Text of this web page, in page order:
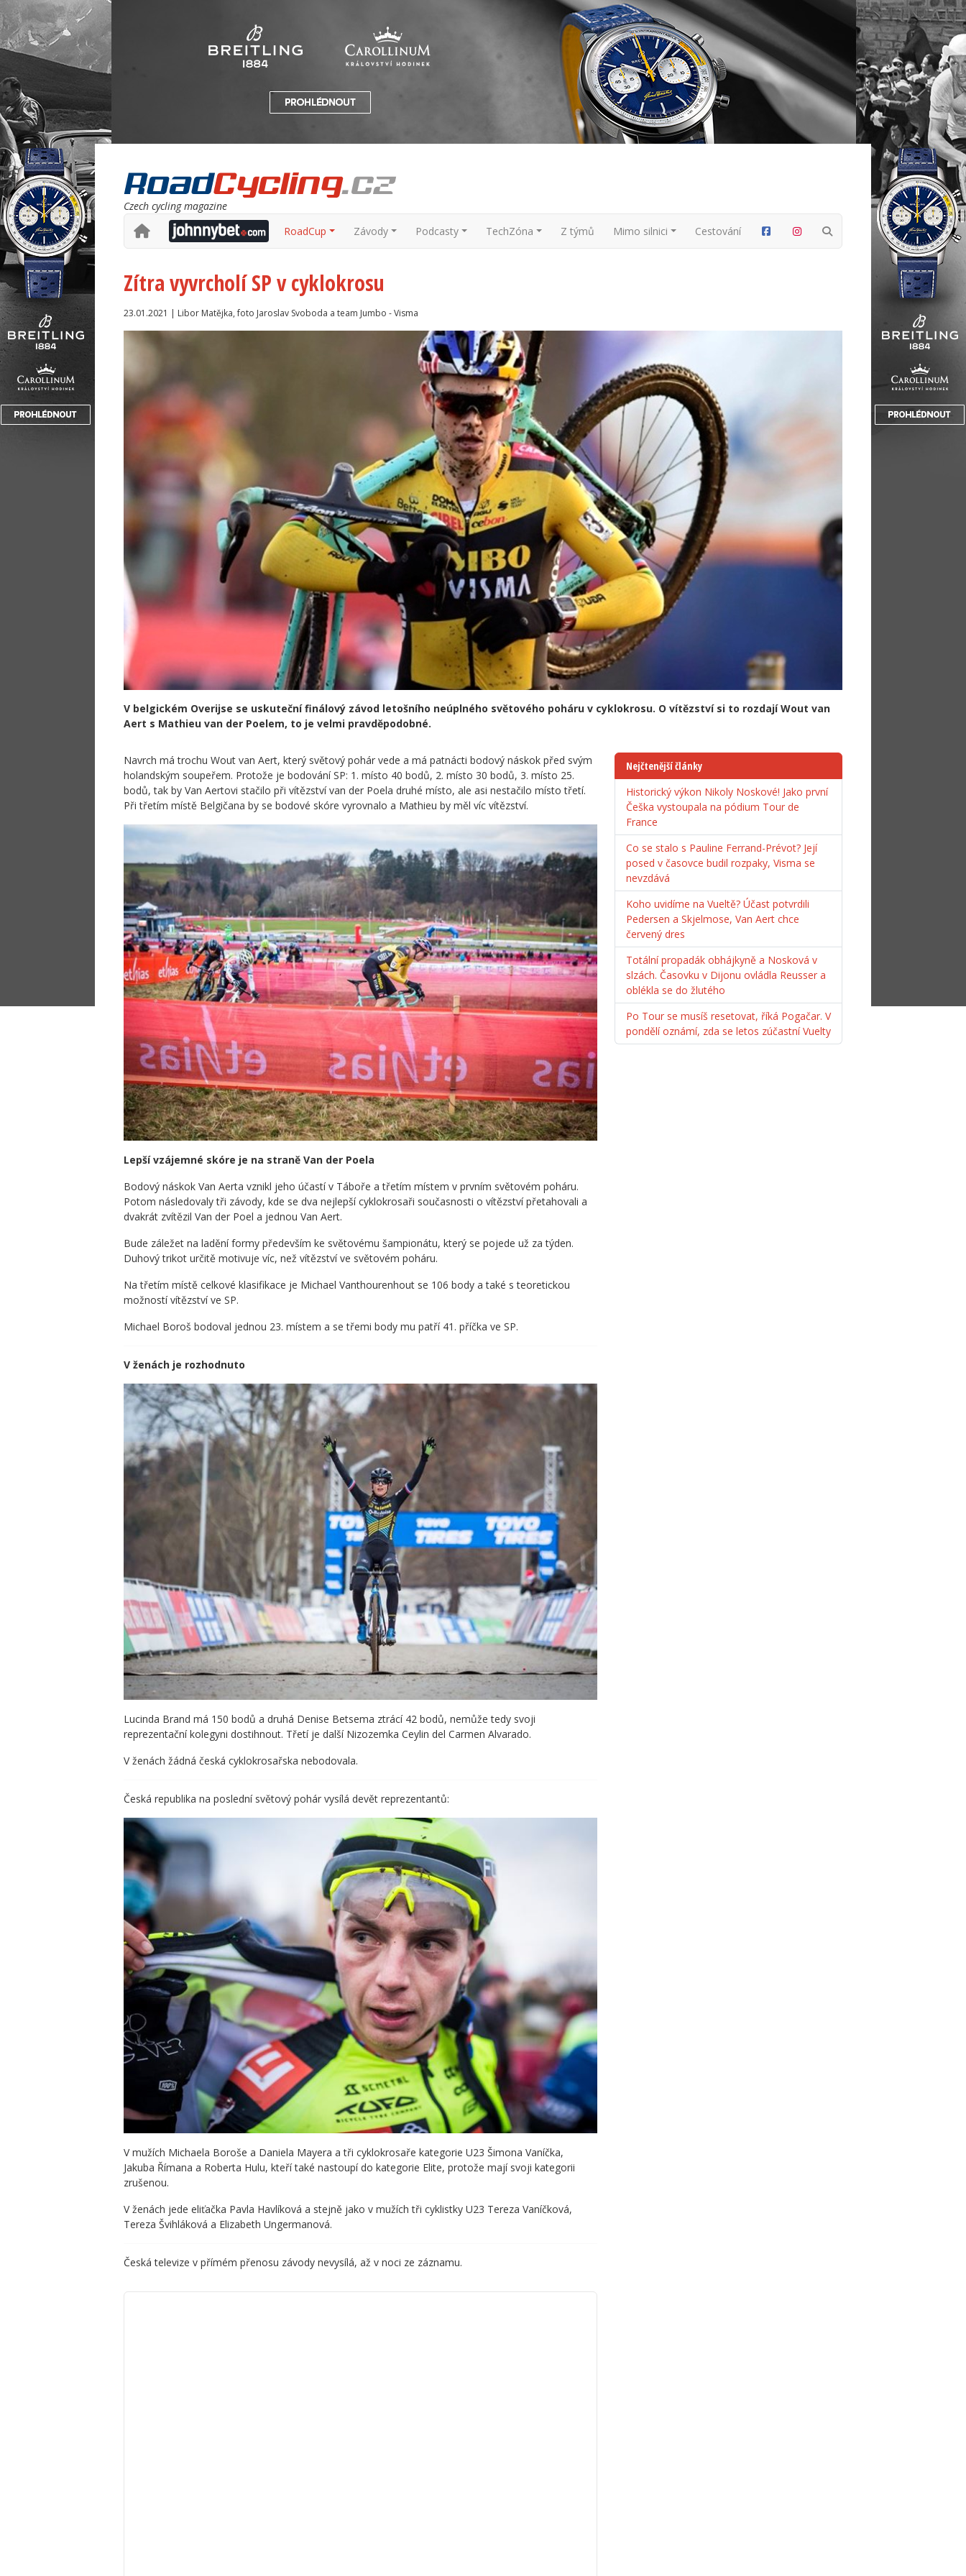
Czech cycling magazine
RoadCup
Závody Podcasty TechZóna Z týmů Mimo silnici Cestování
Zítra vyvrcholí SP v cyklokrosu
23.01.2021 | Libor Matějka, foto Jaroslav Svoboda a team Jumbo - Visma
V belgickém Overijse se uskuteční finálový závod letošního neúplného světového poháru v cyklokrosu. O vítězství si to rozdají Wout van
Aert s Mathieu van der Poelem, to je velmi pravděpodobné.
Navrch má trochu Wout van Aert, který světový pohár vede a má patnácti bodový náskok před svým
holandským soupeřem. Protože je bodování SP: 1. místo 40 bodů, 2. místo 30 bodů, 3. místo 25.
bodů, tak by Van Aertovi stačilo při vítězství van der Poela druhé místo, ale asi nestačilo místo třetí.
Při třetím místě Belgičana by se bodové skóre vyrovnalo a Mathieu by měl víc vítězství.
Lepší vzájemné skóre je na straně Van der Poela
Bodový náskok Van Aerta vznikl jeho účastí v Táboře a třetím místem v prvním světovém poháru.
Potom následovaly tři závody, kde se dva nejlepší cyklokrosaři současnosti o vítězství přetahovali a
dvakrát zvítězil Van der Poel a jednou Van Aert.
Bude záležet na ladění formy především ke světovému šampionátu, který se pojede už za týden.
Duhový trikot určitě motivuje víc, než vítězství ve světovém poháru.
Na třetím místě celkové klasifikace je Michael Vanthourenhout se 106 body a také s teoretickou
možností vítězství ve SP.
Michael Boroš bodoval jednou 23. místem a se třemi body mu patří 41. příčka ve SP.
V ženách je rozhodnuto
Lucinda Brand má 150 bodů a druhá Denise Betsema ztrácí 42 bodů, nemůže tedy svoji
reprezentační kolegyni dostihnout. Třetí je další Nizozemka Ceylin del Carmen Alvarado.
V ženách žádná česká cyklokrosařska nebodovala.
Česká republika na poslední světový pohár vysílá devět reprezentantů:
V mužích Michaela Boroše a Daniela Mayera a tři cyklokrosaře kategorie U23 Šimona Vaníčka,
Jakuba Římana a Roberta Hulu, kteří také nastoupí do kategorie Elite, protože mají svoji kategorii
zrušenou.
V ženách jede eliťačka Pavla Havlíková a stejně jako v mužích tři cyklistky U23 Tereza Vaníčková,
Tereza Švihláková a Elizabeth Ungermanová.
Česká televize v přímém přenosu závody nevysílá, až v noci ze záznamu.
Nejčtenější články
Historický výkon Nikoly Noskové! Jako první
Češka vystoupala na pódium Tour de
France
Co se stalo s Pauline Ferrand-Prévot? Její
posed v časovce budil rozpaky, Visma se
nevzdává
Koho uvidíme na Vueltě? Účast potvrdili
Pedersen a Skjelmose, Van Aert chce
červený dres
Totální propadák obhájkyně a Nosková v
slzách. Časovku v Dijonu ovládla Reusser a
oblékla se do žlutého
Po Tour se musíš resetovat, říká Pogačar. V
pondělí oznámí, zda se letos zúčastní Vuelty